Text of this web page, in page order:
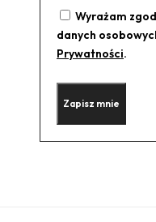
Wyrażam
danych
Prywatności.